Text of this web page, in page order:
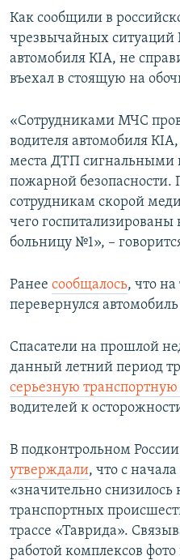
ПРОПАВШИЕ БЕЗ ВЕСТИ
ПОБЕДИТЕЛЕЙ НЕ СУДЯТ?
КРЫМ.НЕПОКОРЕННЫЙ
УКРАИНСКАЯ ПРОБЛЕМА КРЫМА
Qırımtatar
ПРИСОЕДИНЯЙТЕСЬ!
Все сайты RFE/RL
Как сообщили в
чрезвычайных ситуаций
автомобиля КІA, не
въехал в стоящую на
«Сотрудниками МЧС
водителя автомобиля
места ДТП сигнальными
пожарной
сотрудникам скорой
чего
больницу №1», –
Ранее сообщалось, что на
перевернулся
Спасатели на прошлой
данный летний период
серьезную транспортную
водителей к
В подконтрольном
утверждали, что с
«значительно
транспортных
трассе «Таврида».
работой комплексов